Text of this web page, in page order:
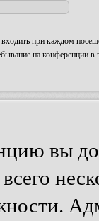
при каждом
на конференции в
вы